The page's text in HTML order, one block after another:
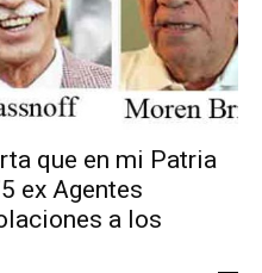
que en mi Patria
ex Agentes
a los